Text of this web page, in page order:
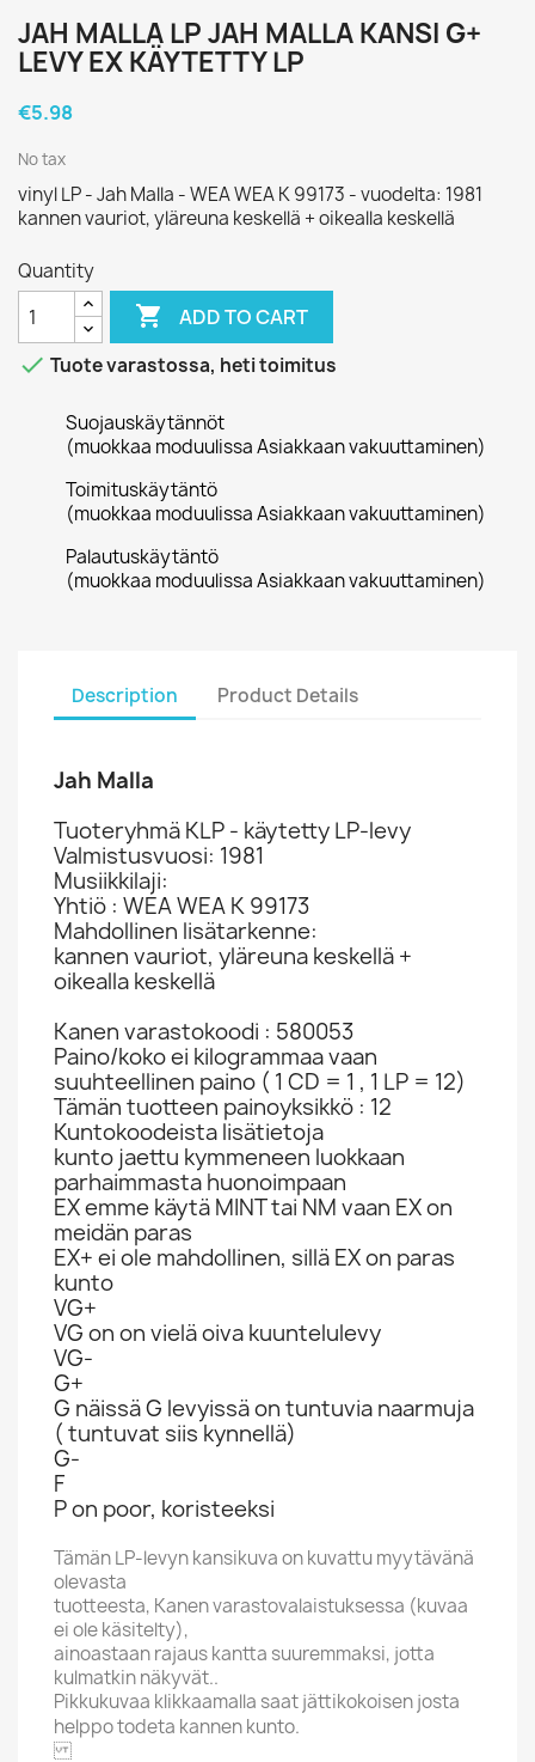
JAH MALLA LP JAH MALLA KANSI G+
LEVY EX KÄYTETTY LP
€5.98
No tax
vinyl LP - Jah Malla - WEA WEA K 99173 - vuodelta: 1981
kannen vauriot, yläreuna keskellä + oikealla keskellä
Quantity
 ADD TO CART
 Tuote varastossa, heti toimitus
Suojauskäytännöt
(muokkaa moduulissa Asiakkaan vakuuttaminen)
Toimituskäytäntö
(muokkaa moduulissa Asiakkaan vakuuttaminen)
Palautuskäytäntö
(muokkaa moduulissa Asiakkaan vakuuttaminen)
Description Product Details
Jah Malla
Tuoteryhmä KLP - käytetty LP-levy
Valmistusvuosi: 1981
Musiikkilaji:
Yhtiö : WEA WEA K 99173
Mahdollinen lisätarkenne:
kannen vauriot, yläreuna keskellä +
oikealla keskellä
Kanen varastokoodi : 580053
Paino/koko ei kilogrammaa vaan
suuhteellinen paino ( 1 CD = 1 , 1 LP = 12)
Tämän tuotteen painoyksikkö : 12
Kuntokoodeista lisätietoja
kunto jaettu kymmeneen luokkaan
parhaimmasta huonoimpaan
EX emme käytä MINT tai NM vaan EX on
meidän paras
EX+ ei ole mahdollinen, sillä EX on paras
kunto
VG+
VG on on vielä oiva kuuntelulevy
VG-
G+
G näissä G levyissä on tuntuvia naarmuja
( tuntuvat siis kynnellä)
G-
F
P on poor, koristeeksi
Tämän LP-levyn kansikuva on kuvattu myytävänä
olevasta
tuotteesta, Kanen varastovalaistuksessa (kuvaa
ei ole käsitelty),
ainoastaan rajaus kantta suuremmaksi, jotta
kulmatkin näkyvät..
Pikkukuvaa klikkaamalla saat jättikokoisen josta
helppo todeta kannen kunto.